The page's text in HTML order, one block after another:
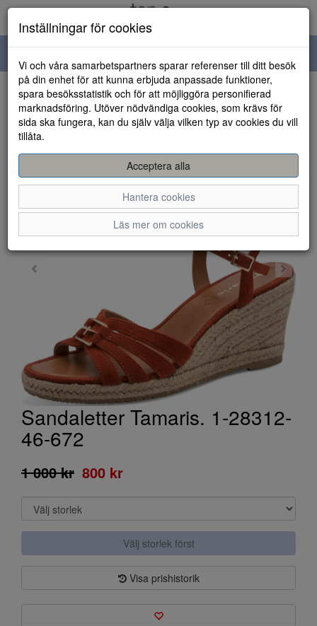
navigation
HEM
Sandaletter Tamaris. 1-28312-
46-672
1 000 kr 800 kr
Välj storlek först
Visa prishistorik
Inställningar för cookies
Vi och våra samarbetspartners sparar referenser till ditt besök
på din enhet för att kunna erbjuda anpassade funktioner,
spara besöksstatistik och för att möjliggöra personifierad
marknadsföring. Utöver nödvändiga cookies, som krävs för
sida ska fungera, kan du själv välja vilken typ av cookies du vill
tillåta.
Acceptera alla
Hantera cookies
Läs mer om cookies